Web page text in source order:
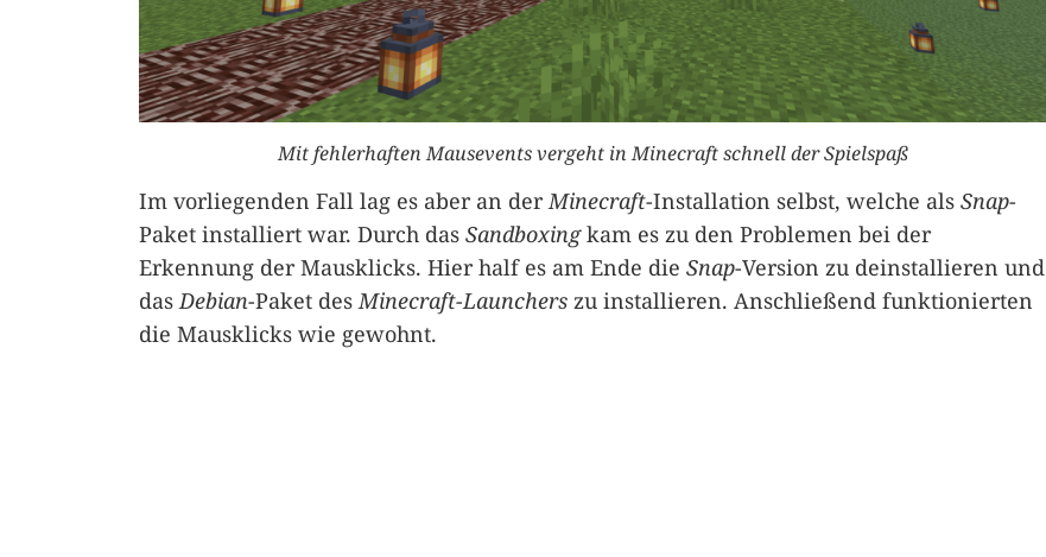
Mit fehlerhaften Mausevents vergeht in Minecraft schnell der Spielspaß
Im vorliegenden Fall lag es aber an derMinecraft-Installation selbst, welche als Snap-
Paket installiert war. Durch das Sandboxingkam es zu den Problemen bei der
Erkennung der Mausklicks. Hier half es am Ende die Snap-Version zu deinstallieren und
dasDebian-Paket desMinecraft-Launchers zu installieren. Anschließend funktionierten
die Mausklicks wie gewohnt.